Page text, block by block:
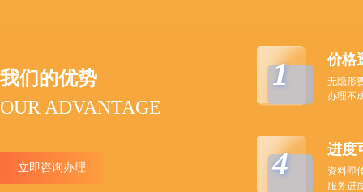
我们的优势
OUR ADVANTAGE
立即咨询办理
1 价格
无隐形
办理不
4 进度
资料即
服务进